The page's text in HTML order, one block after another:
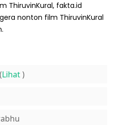
ThiruvinKural, fakta.id
nonton film ThiruvinKural
Lihat)